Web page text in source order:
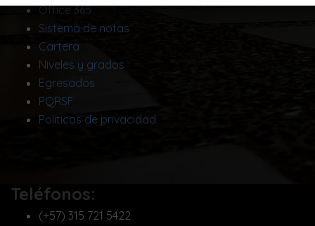
Office 365
Sistema de notas
Cartera
Niveles y grados
Egresados
PQRSF
Políticas de privacidad
Teléfonos:
(+57) 315 721 5422